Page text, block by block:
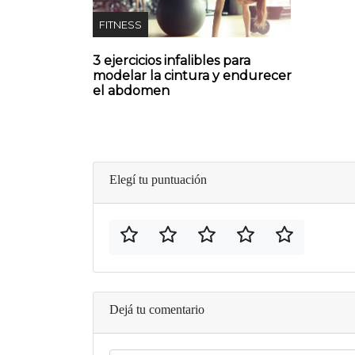
FITNESS
3 ejercicios infalibles para
modelar la cintura y endurecer
el abdomen
Elegí tu puntuación
Dejá tu comentario